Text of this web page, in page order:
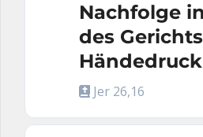
Nachfolge
des
Jer 26,16